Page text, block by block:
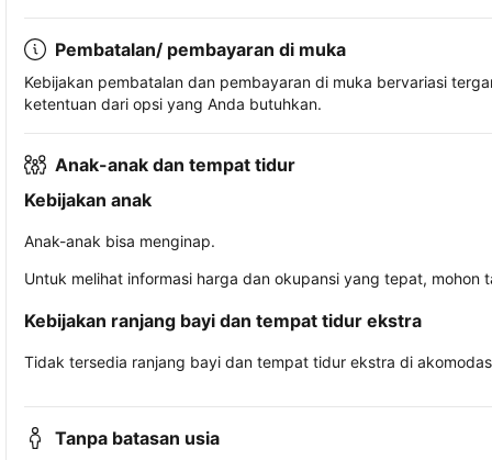
Pembatalan/ pembayaran di muka
Kebijakan pembatalan dan pembayaran di muka bervariasi
ketentuan dari opsi yang Anda butuhkan.
Anak-anak dan tempat tidur
Kebijakan anak
Anak-anak bisa menginap.
Untuk melihat informasi harga dan okupansi yang tepat,
Kebijakan ranjang bayi dan tempat tidur ekstra
Tidak tersedia ranjang bayi dan tempat tidur ekstra di
Tanpa batasan usia